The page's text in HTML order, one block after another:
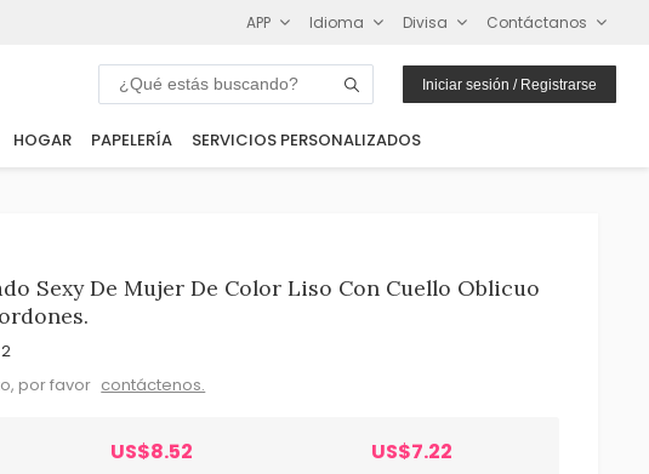
APP Idioma Divisa Contáctanos
Iniciar sesión / Registrarse
HOGAR PAPELERÍA SERVICIOS PERSONALIZADOS
Sexy De Mujer De Color Liso Con Cuello Oblicuo
2
por favor contáctenos.
US$8.52 US$7.22